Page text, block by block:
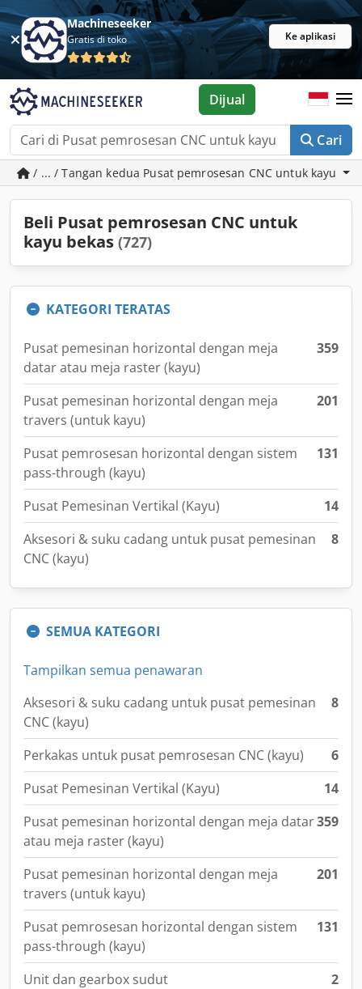
Machineseeker
Gratis di toko Ke aplikasi
Cari
Dijual
/ ... / Tangan kedua Pusat pemrosesan CNC untuk kayu
Beli Pusat pemrosesan CNC untuk
kayu bekas (727)
KATEGORI TERATAS
Pusat pemesinan horizontal dengan meja
datar atau meja raster (kayu)
359
Pusat pemesinan horizontal dengan meja
travers (untuk kayu)
201
Pusat pemrosesan horizontal dengan sistem
pass-through (kayu)
131
Pusat Pemesinan Vertikal (Kayu)
14
Aksesori & suku cadang untuk pusat pemesinan
CNC (kayu)
8
SEMUA KATEGORI
Tampilkan semua penawaran
Aksesori & suku cadang untuk pusat pemesinan
CNC (kayu)
8
Perkakas untuk pusat pemrosesan CNC (kayu)
6
Pusat Pemesinan Vertikal (Kayu)
14
Pusat pemesinan horizontal dengan meja datar
atau meja raster (kayu)
359
Pusat pemesinan horizontal dengan meja
travers (untuk kayu)
201
Pusat pemrosesan horizontal dengan sistem
pass-through (kayu)
131
Unit dan gearbox sudut 2